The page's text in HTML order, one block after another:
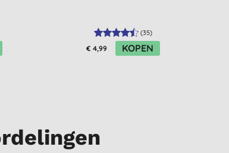
(35)
€ 4,99 KOPEN